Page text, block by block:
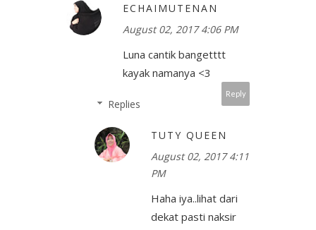
ECHAIMUTENAN
August 02, 2017 4:06 PM
Luna cantik bangetttt
kayak namanya <3
Reply
Replies
TUTY QUEEN
August 02, 2017 4:11
PM
Haha iya..lihat dari
dekat pasti naksir